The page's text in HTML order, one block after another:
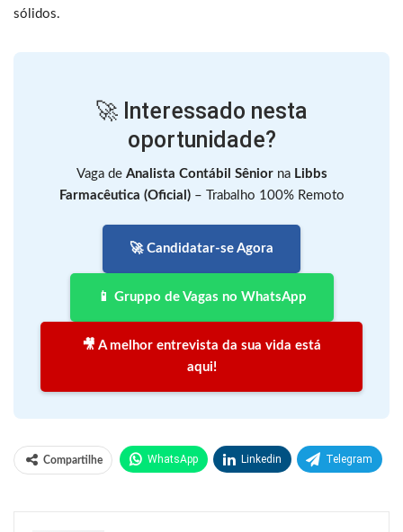
sólidos.
🚀 Interessado nesta
oportunidade?
Vaga de Analista Contábil Sêniorna Libbs
Farmacêutica (Oficial)– Trabalho 100% Remoto
🚀 Candidatar-se Agora
📱 Gruppo de Vagas no WhatsApp
🎥 A melhor entrevista da sua vida está
aqui!
Compartilhe WhatsApp Linkedin Telegram